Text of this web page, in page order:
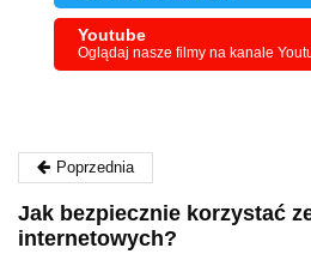
Youtube
Oglądaj nasze filmy na kanale
Poprzednia
Jak bezpiecznie korzystać
internetowych?